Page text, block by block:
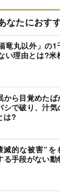
なたにおす
竜丸以外」の1
い理由とは?米
から目覚めた
シで破り、汁
は?
滅的な被害”を
る手段がない